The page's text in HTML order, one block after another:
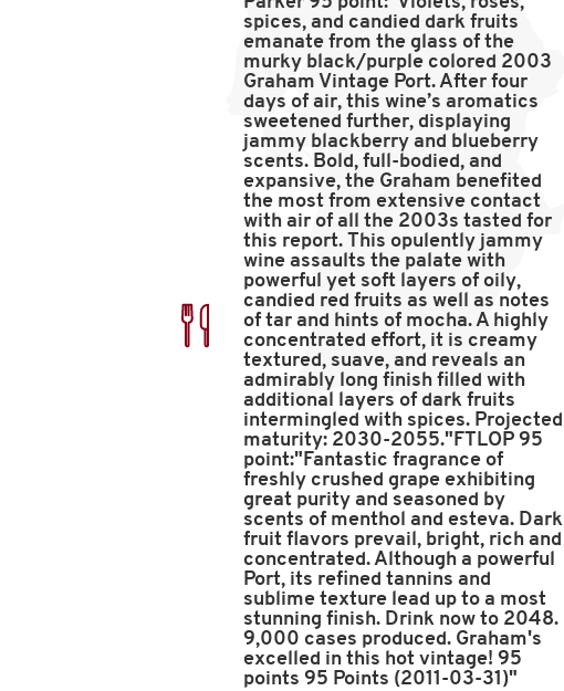
spices, and candied dark fruits
emanate from the glass of the
murky black/purple colored 2003
Graham Vintage Port. After four
days of air, this wine’s aromatics
sweetened further, displaying
jammy blackberry and blueberry
scents. Bold, full-bodied, and
expansive, the Graham benefited
the most from extensive contact
with air of all the 2003s tasted for
this report. This opulently jammy
wine assaults the palate with
powerful yet soft layers of oily,
candied red fruits as well as notes
of tar and hints of mocha. A highly
concentrated effort, it is creamy
textured, suave, and reveals an
admirably long finish filled with
additional layers of dark fruits
intermingled with spices. Projected
maturity: 2030-2055."FTLOP 95
point:"Fantastic fragrance of
freshly crushed grape exhibiting
great purity and seasoned by
scents of menthol and esteva. Dark
fruit flavors prevail, bright, rich and
concentrated. Although a powerful
Port, its refined tannins and
sublime texture lead up to a most
stunning finish. Drink now to 2048.
9,000 cases produced. Graham's
excelled in this hot vintage! 95
points 95 Points (2011-03-31)"